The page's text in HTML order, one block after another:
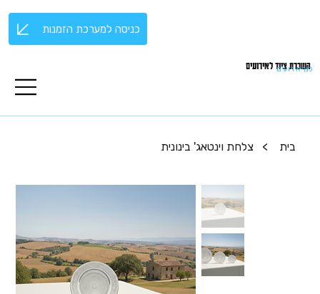
השכרת ציוד לאירועים
כנף אירועים
כניסה למערכת הזמנות
בית > צלחת וינטאג' בינונית